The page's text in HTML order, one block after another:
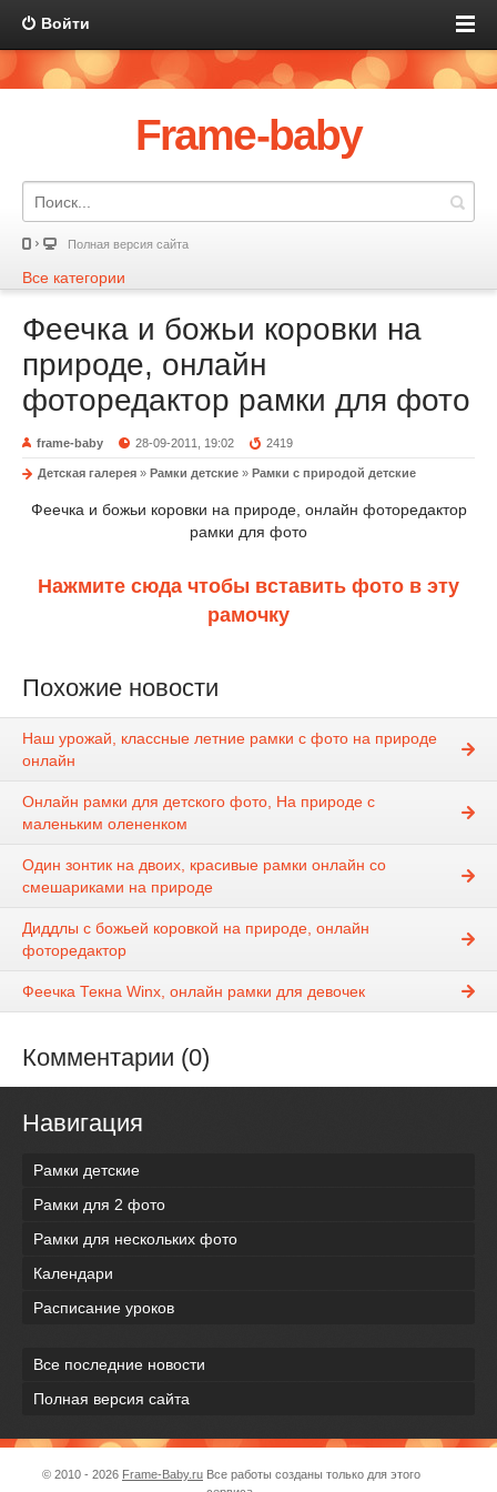
Войти
Frame-baby
Полная версия сайта
Все категории
Феечка и божьи коровки на
природе, онлайн
фоторедактор рамки для фото
frame-baby 28-09-2011, 19:02 2419
Детская галерея » Рамки детские » Рамки с природой детские
Феечка и божьи коровки на природе, онлайн фоторедактор
рамки для фото
Нажмите сюда чтобы вставить фото в эту
рамочку
Похожие новости
Наш урожай, классные летние рамки с фото на природе
онлайн
Онлайн рамки для детского фото, На природе с
маленьким олененком
Один зонтик на двоих, красивые рамки онлайн со
смешариками на природе
Диддлы с божьей коровкой на природе, онлайн
фоторедактор
Феечка Текна Winx, онлайн рамки для девочек
Комментарии (0)
Навигация
Рамки детские
Рамки для 2 фото
Рамки для нескольких фото
Календари
Расписание уроков
Все последние новости
Полная версия сайта
© 2010 - 2026 Frame-Baby.ru Все работы созданы только для этого